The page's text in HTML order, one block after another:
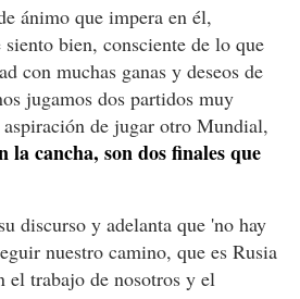
ánimo que impera en él,
bien, consciente de lo que
con muchas ganas y deseos de
jugamos dos partidos muy
de jugar otro Mundial,
la cancha, son dos finales que
discurso y adelanta que 'no hay
nuestro camino, que es Rusia
el trabajo de nosotros y el